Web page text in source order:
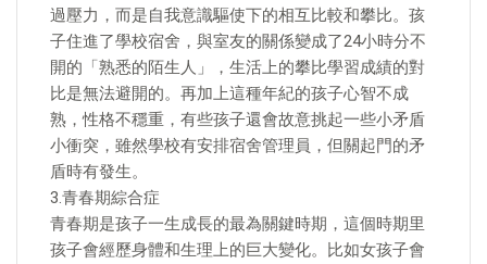
過壓力，而是自我意識驅使下的相互比較和攀比。孩
子住進了學校宿舍，與室友的關係變成了24小時分不
開的「熟悉的陌生人」，生活上的攀比學習成績的對
比是無法避開的。再加上這種年紀的孩子心智不成
熟，性格不穩重，有些孩子還會故意挑起一些小矛盾
小衝突，雖然學校有安排宿舍管理員，但關起門的矛
盾時有發生。
3.青春期綜合症
青春期是孩子一生成長的最為關鍵時期，這個時期里
孩子會經歷身體和生理上的巨大變化。比如女孩子會